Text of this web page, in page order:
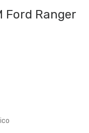
Ford Ranger